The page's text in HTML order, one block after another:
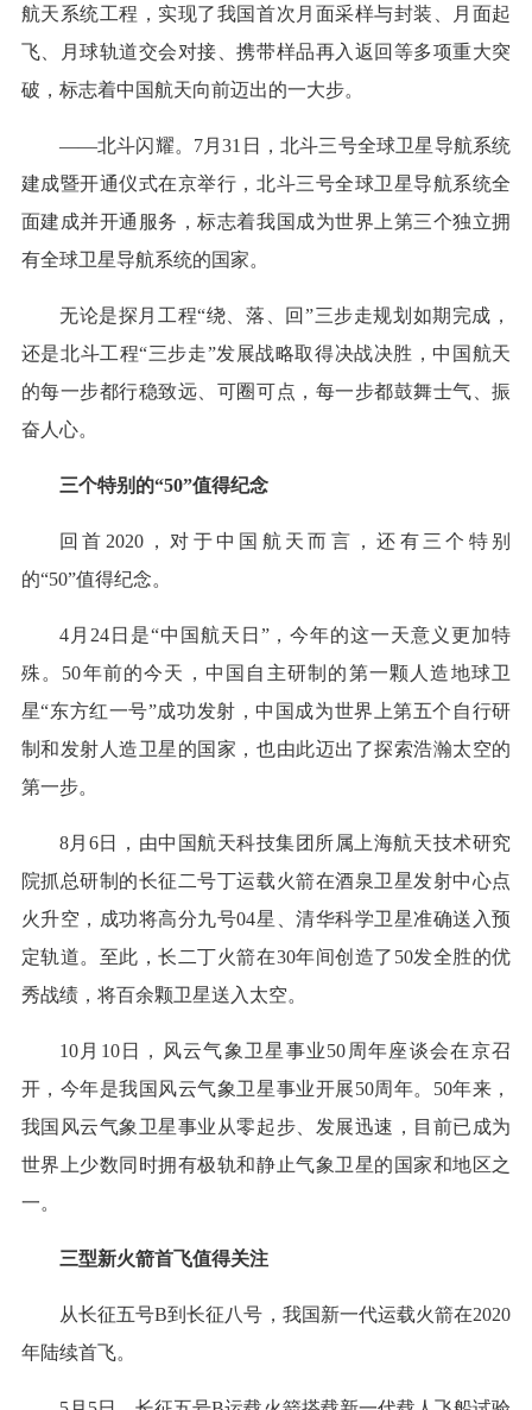
航天系统工程，实现了我国首次月面采样与封装、月面起
飞、月球轨道交会对接、携带样品再入返回等多项重大突
破，标志着中国航天向前迈出的一大步。
——北斗闪耀。7月31日，北斗三号全球卫星导航系统
建成暨开通仪式在京举行，北斗三号全球卫星导航系统全
面建成并开通服务，标志着我国成为世界上第三个独立拥
有全球卫星导航系统的国家。
无论是探月工程“绕、落、回”三步走规划如期完成，
还是北斗工程“三步走”发展战略取得决战决胜，中国航天
的每一步都行稳致远、可圈可点，每一步都鼓舞士气、振
奋人心。
三个特别的“50”值得纪念
回首2020，对于中国航天而言，还有三个特别
的“50”值得纪念。
4月24日是“中国航天日”，今年的这一天意义更加特
殊。50年前的今天，中国自主研制的第一颗人造地球卫
星“东方红一号”成功发射，中国成为世界上第五个自行研
制和发射人造卫星的国家，也由此迈出了探索浩瀚太空的
第一步。
8月6日，由中国航天科技集团所属上海航天技术研究
院抓总研制的长征二号丁运载火箭在酒泉卫星发射中心点
火升空，成功将高分九号04星、清华科学卫星准确送入预
定轨道。至此，长二丁火箭在30年间创造了50发全胜的优
秀战绩，将百余颗卫星送入太空。
10月10日，风云气象卫星事业50周年座谈会在京召
开，今年是我国风云气象卫星事业开展50周年。50年来，
我国风云气象卫星事业从零起步、发展迅速，目前已成为
世界上少数同时拥有极轨和静止气象卫星的国家和地区之
一。
三型新火箭首飞值得关注
从长征五号B到长征八号，我国新一代运载火箭在2020
年陆续首飞。